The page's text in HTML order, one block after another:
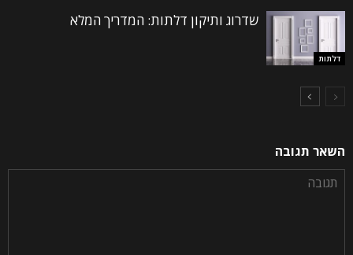
דלתות
שדרוג ותיקון דלתות: המדריך המלא
השאר תגובה